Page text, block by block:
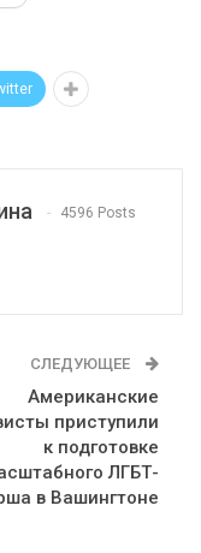
4596 Posts
СЛЕДУЮЩЕЕ
Американские
приступили
к подготовке
ЛГБТ-
в Вашингтоне